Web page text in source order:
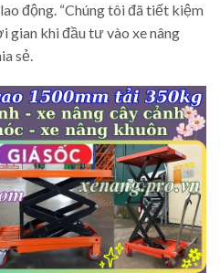
động. “Chúng tôi đã tiết kiệm
gian khi đầu tư vào xe nâng
sẻ.